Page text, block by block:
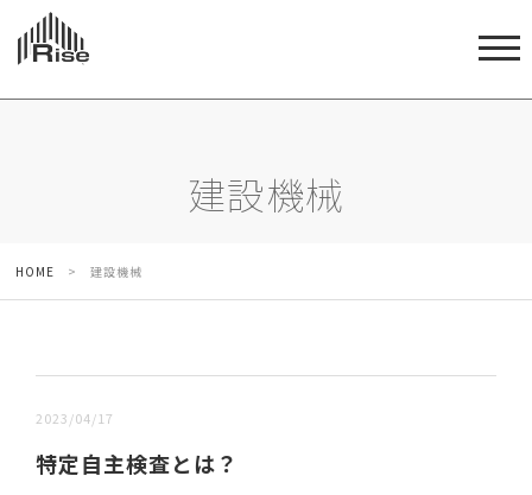
建設機械
HOME > 建設機械
2023/04/17
特定自主検査とは？